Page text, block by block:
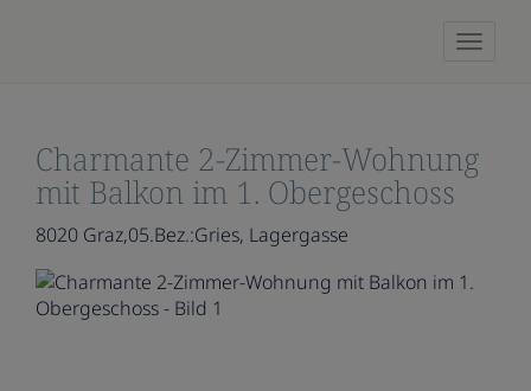
Charmante 2-Zimmer-Wohnung
mit Balkon im 1. Obergeschoss
8020 Graz,05.Bez.:Gries, Lagergasse